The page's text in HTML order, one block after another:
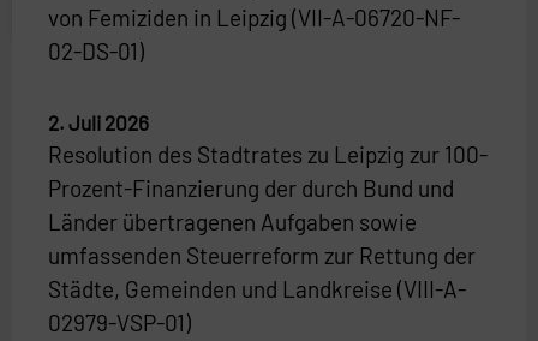
von Femiziden in Leipzig (VII-A-06720-NF-
02-DS-01)
Resolution des Stadtrates zu Leipzig zur 100-
Prozent-Finanzierung der durch Bund und
Länder übertragenen Aufgaben sowie
umfassenden Steuerreform zur Rettung der
Städte, Gemeinden und Landkreise (VIII-A-
02979-VSP-01)
2. Juli 2026